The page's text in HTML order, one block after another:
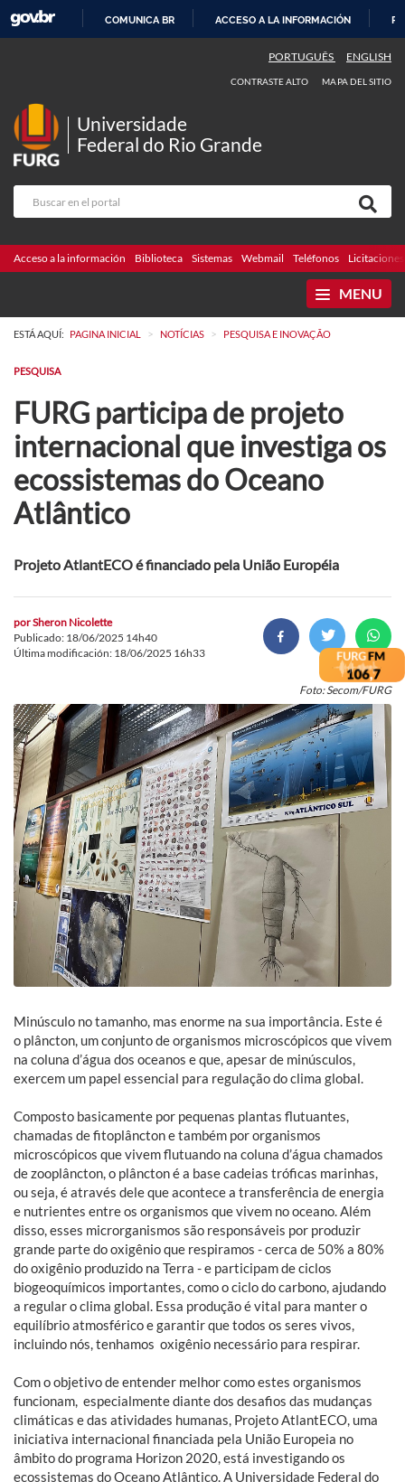
CONTENIDO
COMUNICA BR ACCESO A LA INFORMACIÓN
PORTUGUÊS ENGLISH
CONTRASTE ALTO MAPA DEL SITIO
Universidade
Federal do Rio Grande
Acceso a la información Biblioteca Sistemas Webmail Teléfonos Licitaciones
MENU
ESTÁ AQUÍ: PAGINA INICIAL > NOTÍCIAS > PESQUISA E INOVAÇÃO
PESQUISA
FURG participa de projeto
internacional que investiga os
ecossistemas do Oceano
Atlântico
Projeto AtlantECO é financiado pela União Européia
porSheron Nicolette
Publicado: 18/06/2025 14h40
Última modificación: 18/06/2025 16h33
Foto: Secom/FURG
Minúsculo no tamanho, mas enorme na sua importância. Este é
o plâncton, um conjunto de organismos microscópicos que vivem
na coluna d’água dos oceanos e que, apesar de minúsculos,
exercem um papel essencial para regulação do clima global.
Composto basicamente por pequenas plantas flutuantes,
chamadas de fitoplâncton e também por organismos
microscópicos que vivem flutuando na coluna d’água chamados
de zooplâncton, o plâncton é a base cadeias tróficas marinhas,
ou seja, é através dele que acontece a transferência de energia
e nutrientes entre os organismos que vivem no oceano. Além
disso, esses microrganismos são responsáveis por produzir
grande parte do oxigênio que respiramos - cerca de 50% a 80%
do oxigênio produzido na Terra - e participam de ciclos
biogeoquímicos importantes, como o ciclo do carbono, ajudando
a regular o clima global. Essa produção é vital para manter o
equilíbrio atmosférico e garantir que todos os seres vivos,
incluindo nós, tenhamos oxigênio necessário para respirar.
Com o objetivo de entender melhor como estes organismos
funcionam, especialmente diante dos desafios das mudanças
climáticas e das atividades humanas, Projeto AtlantECO, uma
iniciativa internacional financiada pela União Europeia no
âmbito do programa Horizon 2020, está investigando os
ecossistemas do Oceano Atlântico. A Universidade Federal do